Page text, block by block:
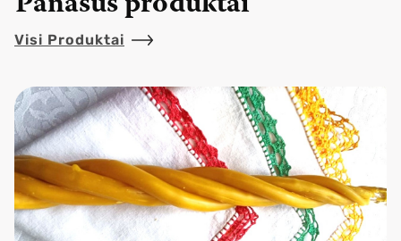
Visi Produktai